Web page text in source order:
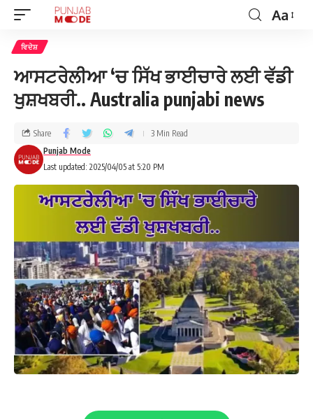
Aa
ਵਿਦੇਸ਼
ਆਸਟਰੇਲੀਆ ‘ਚ ਸਿੱਖ ਭਾਈਚਾਰੇ ਲਈ ਵੱਡੀ
ਖੁਸ਼ਖਬਰੀ.. Australia punjabi news
Last updated: 2025/04/05 at 5:20 PM
Punjab Mode
Share 3 Min Read